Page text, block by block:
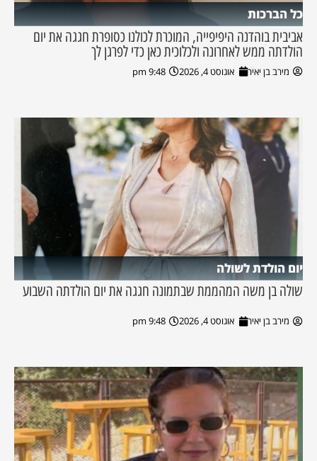
כל הברכות
אביבית בוהדנה היפיפייה, המוכרת לכולנו כסופרת חגגה את יום
הולדתה ממש לאחרונה ולכלוכית כאן כדי לפרגן לך
מירב בן יאיר אוגוסט 4, 2026 9:48 pm
יום הולדת לשולה
שולה בן משה המהממת שבתמונה חגגה את יום הולדתה השבוע
מירב בן יאיר אוגוסט 4, 2026 9:48 pm